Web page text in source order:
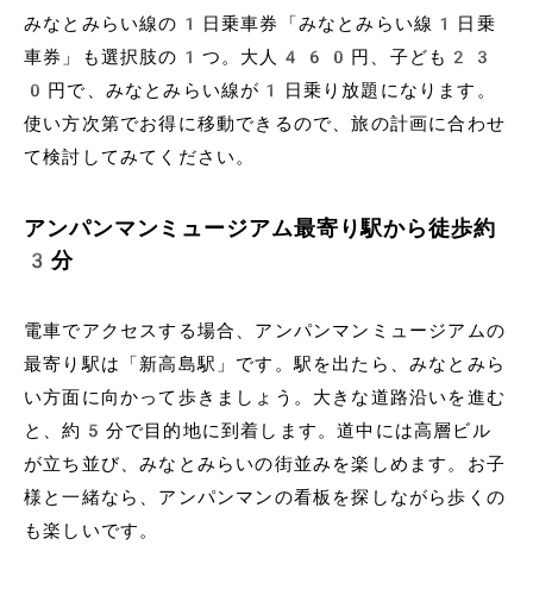
みなとみらい線の1日乗車券「みなとみらい線1日乗
車券」も選択肢の1つ。大人460円、子ども23
0円で、みなとみらい線が1日乗り放題になります。
使い方次第でお得に移動できるので、旅の計画に合わせ
て検討してみてください。
アンパンマンミュージアム最寄り駅から徒歩約
3分
電車でアクセスする場合、アンパンマンミュージアムの
最寄り駅は「新高島駅」です。駅を出たら、みなとみら
い方面に向かって歩きましょう。大きな道路沿いを進む
と、約5分で目的地に到着します。道中には高層ビル
が立ち並び、みなとみらいの街並みを楽しめます。お子
様と一緒なら、アンパンマンの看板を探しながら歩くの
も楽しいです。